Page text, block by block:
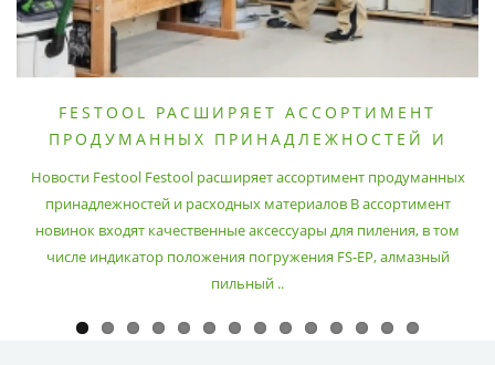
FESTOOL РАСШИРЯЕТ АССОРТИМЕНТ
ПРОДУМАННЫХ ПРИНАДЛЕЖНОСТЕЙ И
Новости Festool Festool расширяет ассортимент продуманных
принадлежностей и расходных материалов В ассортимент
новинок входят качественные аксессуары для пиления, в том
числе индикатор положения погружения FS-EP, алмазный
пильный ..